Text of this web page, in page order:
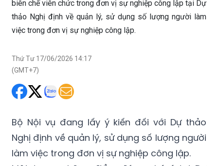
việc trong đơn vị sự nghiệp công lập.
Thứ Tư 17/06/2026 14:17
Bộ Nội vụ đang lấy ý kiến đối với Dự thảo
làm việc trong đơn vị sự nghiệp công lập.
Một trong những điểm đáng chú ý tại Dự
thảo Nghị định là Bộ Nội vụ đề xuất bổ sung